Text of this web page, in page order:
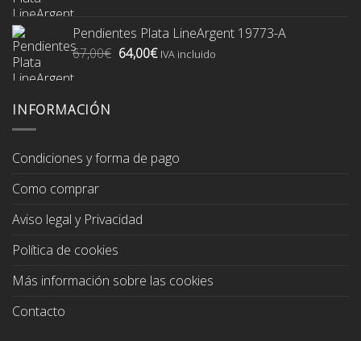
era:
74,00€.
es:
70,00€.
Pendientes Plata LineArgent 19773-A
67,00€ El
64,00€ElIVA incluido
INFORMACIÓN
Condiciones y forma de pago
Como comprar
Aviso legal y Privacidad
Política de cookies
Más información sobre las cookies
Contacto